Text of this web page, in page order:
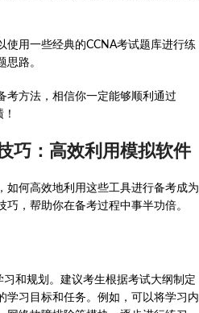
使用一些经典的CCNA考试题库进行练
思路。
考方法，相信你一定能够顺利通过
巧：高效利用模拟软件
如何高效地利用这些工具进行备考成为
巧，帮助你在备考过程中事半功倍。
和规划。建议考生根据考试大纲制定
学习目标和任务。例如，可以将学习内